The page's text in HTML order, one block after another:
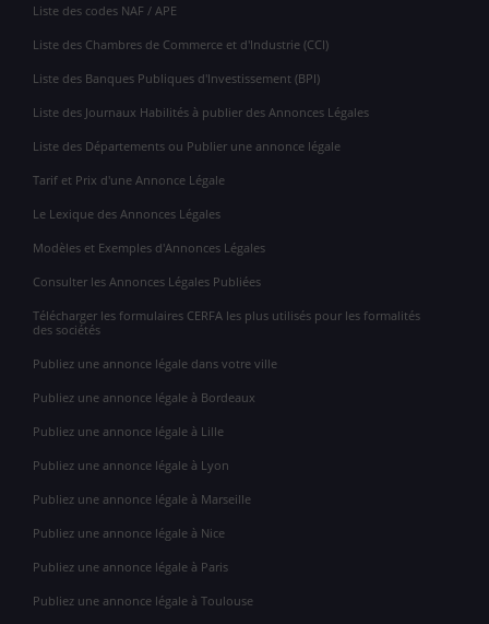
Liste des codes NAF / APE
Liste des Chambres de Commerce et d'Industrie (CCI)
Liste des Banques Publiques d'Investissement (BPI)
Liste des Journaux Habilités à publier des Annonces Légales
Liste des Départements ou Publier une annonce légale
Tarif et Prix d'une Annonce Légale
Le Lexique des Annonces Légales
Modèles et Exemples d'Annonces Légales
Consulter les Annonces Légales Publiées
Télécharger les formulaires CERFA les plus utilisés pour les formalités
des sociétés
Publiez une annonce légale dans votre ville
Publiez une annonce légale à Bordeaux
Publiez une annonce légale à Lille
Publiez une annonce légale à Lyon
Publiez une annonce légale à Marseille
Publiez une annonce légale à Nice
Publiez une annonce légale à Paris
Publiez une annonce légale à Toulouse